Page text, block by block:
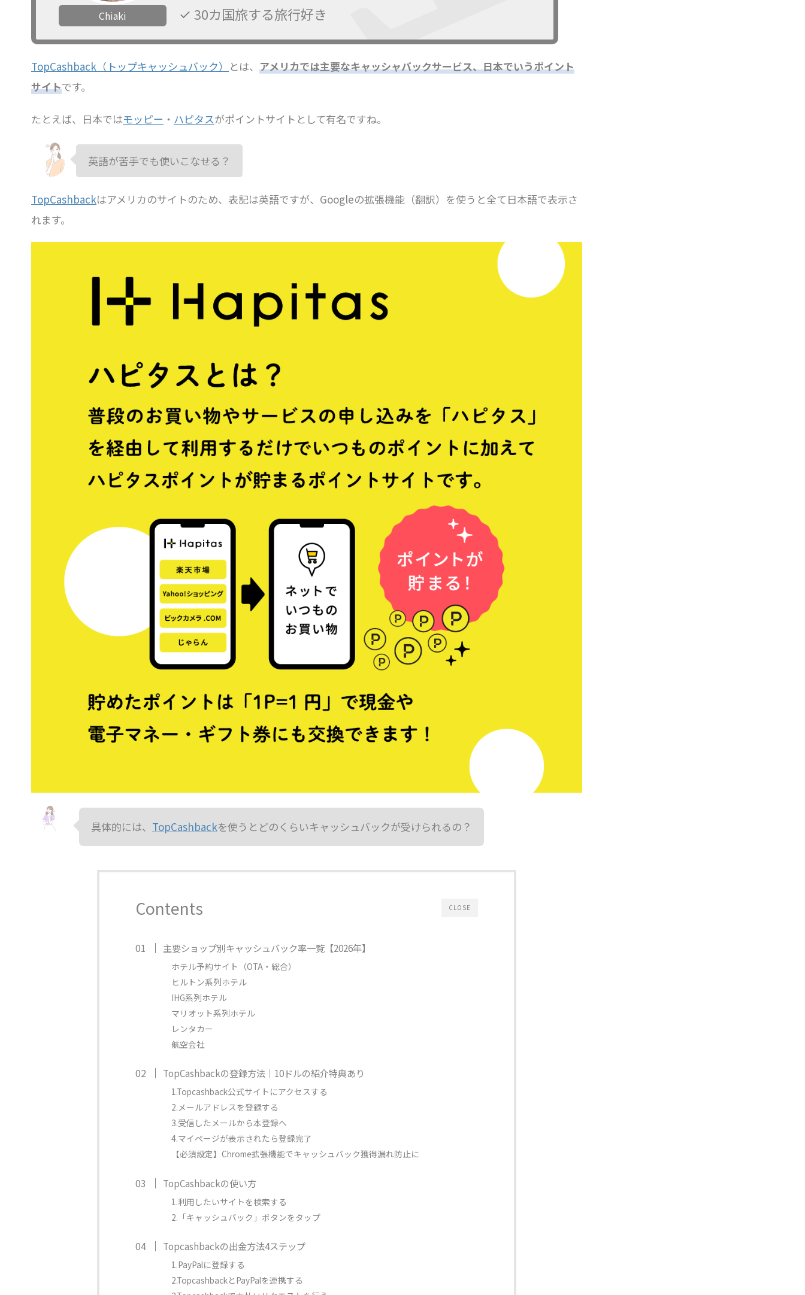
Chiaki
30カ国旅する旅行好き
TopCashback（トップキャッシュバック） とは、 アメリカでは主要なキャッシャバックサービス、日本でいうポイント
サイトです。
たとえば、日本ではモッピー ・ ハピタスがポイントサイトとして有名ですね。
英語が苦手でも使いこなせる？
TopCashbackはアメリカのサイトのため、表記は英語ですが、Googleの拡張機能（翻訳）を使うと全て日本語で表示さ
れます。
具体的には、 TopCashbackを使うとどのくらいキャッシュバックが受けられるの？
CLOSE
Contents
主要ショップ別キャッシュバック率一覧【2026年】
ホテル予約サイト（OTA・総合）
ヒルトン系列ホテル
IHG系列ホテル
マリオット系列ホテル
レンタカー
航空会社
TopCashbackの登録方法｜10ドルの紹介特典あり
1.Topcashback公式サイトにアクセスする
2.メールアドレスを登録する
3.受信したメールから本登録へ
4.マイページが表示されたら登録完了
【必須設定】Chrome拡張機能でキャッシュバック獲得漏れ防止に
TopCashbackの使い方
1.利用したいサイトを検索する
2.「キャッシュバック」ボタンをタップ
Topcashbackの出金方法4ステップ
1.PayPalに登録する
2.TopcashbackとPayPalを連携する